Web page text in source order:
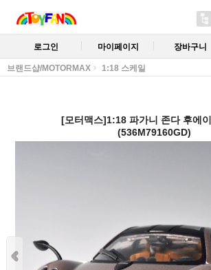
로그인 마이페이지 장바구니
브랜드샵/MOTORMAX 1:18 스케일
[모터맥스]1:18 파가니 존다 후에
(536M79160GD)